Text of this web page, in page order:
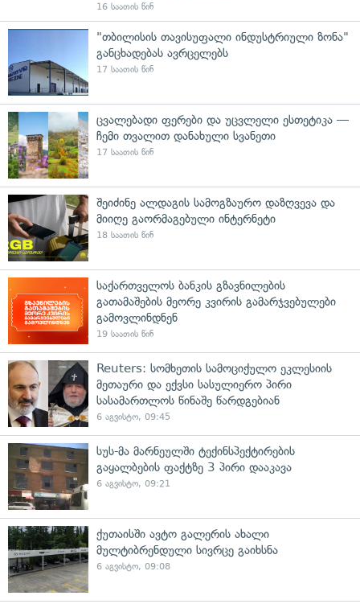
16 საათის წინ
"თბილისის თავისუფალი ინდუსტრიული ზონა"
განცხადებას ავრცელებს
17 საათის წინ
ცვალებადი ფერები და უცვლელი ესთეტიკა —
ჩემი თვალით დანახული სვანეთი
17 საათის წინ
შეიძინე ალდაგის სამოგზაურო დაზღვევა და
მიიღე გაორმაგებული ინტერნეტი
18 საათის წინ
საქართველოს ბანკის გზავნილების
გათამაშების მეორე კვირის გამარჯვებულები
გამოვლინდნენ
19 საათის წინ
Reuters: სომხეთის სამოციქულო ეკლესიის
მეთაური და ექვსი სასულიერო პირი
სასამართლოს წინაშე წარდგებიან
6 აგვისტო, 09:45
სუს-მა მარნეულში ტექინსპექტირების
გაყალბების ფაქტზე 3 პირი დააკავა
6 აგვისტო, 09:21
ქუთაისში ავტო გალერის ახალი
მულტიბრენდული სივრცე გაიხსნა
6 აგვისტო, 09:08